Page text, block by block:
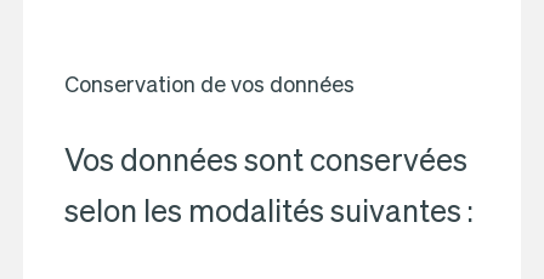
Conservation de vos données
Vos données sont conservées
selon les modalités suivantes :